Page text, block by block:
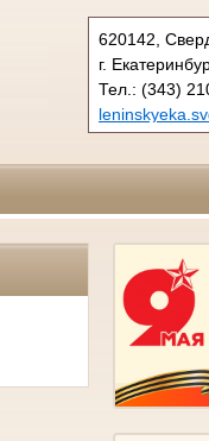
620142,
г.
Тел.: (343)